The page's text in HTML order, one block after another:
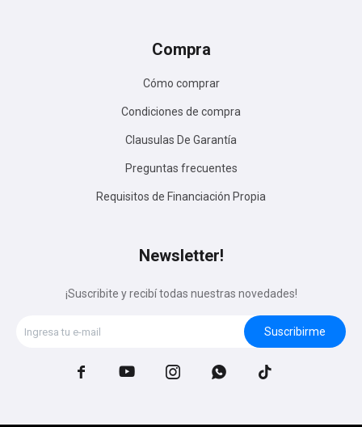
Compra
Cómo comprar
Condiciones de compra
Clausulas De Garantía
Preguntas frecuentes
Requisitos de Financiación Propia
Newsletter!
¡Suscribite y recibí todas nuestras novedades!
Suscribirme
    